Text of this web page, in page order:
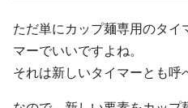
ただ単にカップ麺専用のタイ
マーでいいですよね。
それは新しいタイマーとも呼